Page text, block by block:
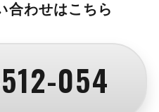
合わせはこちら
054